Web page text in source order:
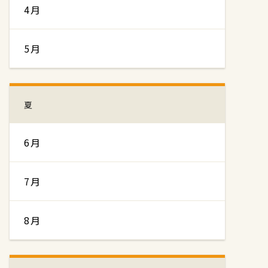
4月
5月
夏
6月
7月
8月